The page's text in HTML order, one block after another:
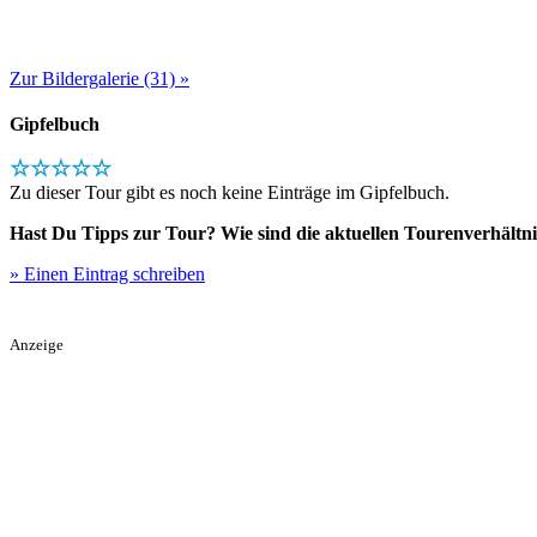
Zur Bildergalerie (31) »
Gipfelbuch
☆☆☆☆☆
Zu dieser Tour gibt es noch keine Einträge im Gipfelbuch.
Hast Du Tipps zur Tour? Wie sind die aktuellen
» Einen Eintrag schreiben
Anzeige